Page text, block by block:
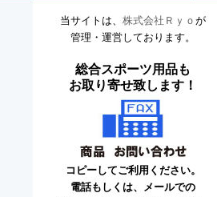
当サイトは、 株式会社Ｒｙｏ が
管理・運営しております。
総合スポーツ用品も
お取り寄せ致します！
コピーしてご利用ください。
電話もしくは、メールでの